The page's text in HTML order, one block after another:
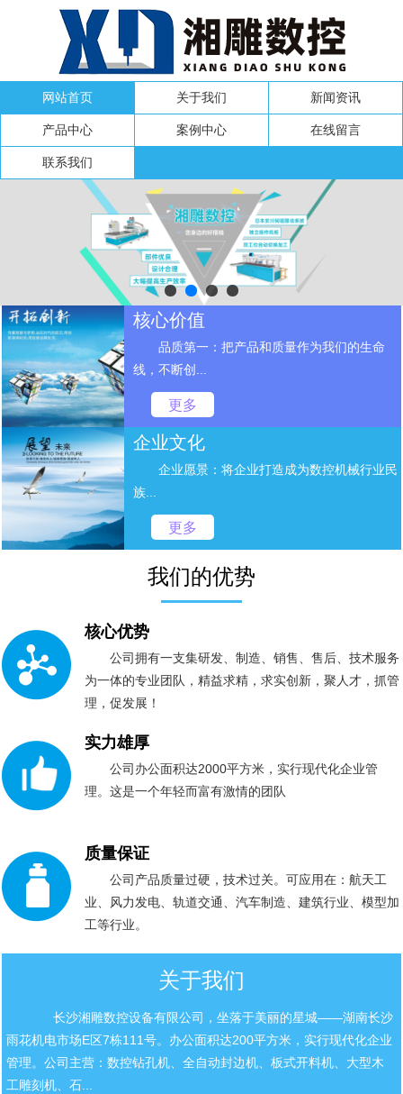
网站首页 关于我们 新闻资讯
产品中心 案例中心 在线留言
联系我们
核心价值
品质第一：把产品和质量作为我们的生命
线，不断创...
更多
企业文化
企业愿景：将企业打造成为数控机械行业民
族...
更多
我们的优势
核心优势
公司拥有一支集研发、制造、销售、售后、技术服务
为一体的专业团队，精益求精，求实创新，聚人才，抓管
理，促发展！
实力雄厚
公司办公面积达2000平方米，实行现代化企业管
理。这是一个年轻而富有激情的团队
质量保证
公司产品质量过硬，技术过关。可应用在：航天工
业、风力发电、轨道交通、汽车制造、建筑行业、模型加
工等行业。
关于我们
长沙湘雕数控设备有限公司，坐落于美丽的星城——湖南长沙
雨花机电市场E区7栋111号。办公面积达200平方米，实行现代化企业
管理。公司主营：数控钻孔机、全自动封边机、板式开料机、大型木
工雕刻机、石...